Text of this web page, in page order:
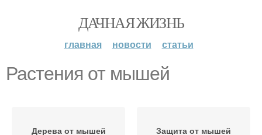
ДАЧНАЯ ЖИЗНЬ
главная новости статьи
Растения от мышей
Дерева от мышей Защита от мышей